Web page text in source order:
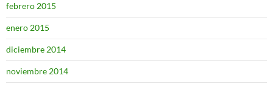
febrero 2015
enero 2015
diciembre 2014
noviembre 2014